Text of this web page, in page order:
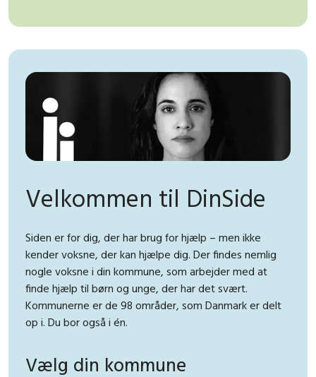
Velkommen til DinSide
Siden er for dig, der har brug for hjælp – men ikke
kender voksne, der kan hjælpe dig. Der findes nemlig
nogle voksne i din kommune, som arbejder med at
finde hjælp til børn og unge, der har det svært.
Kommunerne er de 98 områder, som Danmark er delt
op i. Du bor også i én.
Vælg din kommune